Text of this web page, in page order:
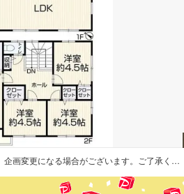
【リフォーム中/間取り図】企画変更になる場合がございます。ご了承ください。